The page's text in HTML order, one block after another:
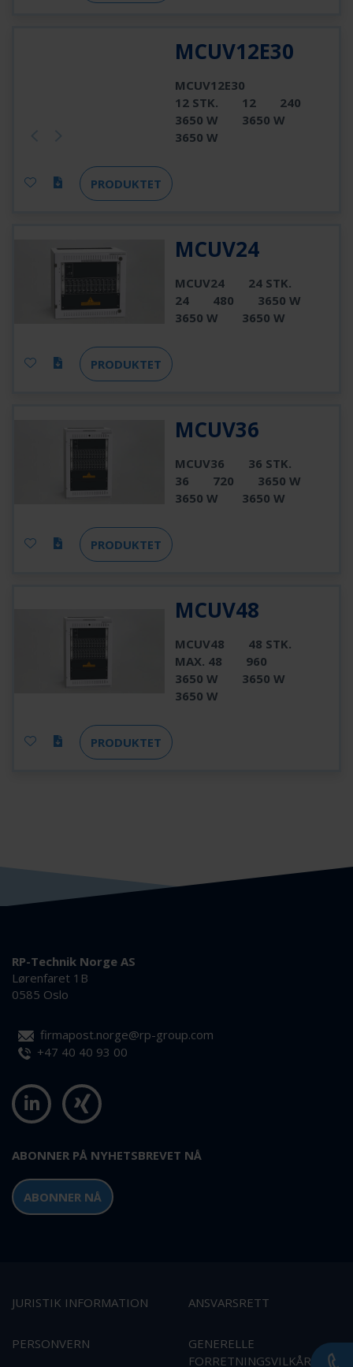
MCUV12E30
MCUV12E30
12 STK.
12
240
3650 W
3650 W
3650 W
PRODUKTET
MCUV24
MCUV24
24 STK.
24
480
3650 W
3650 W
3650 W
PRODUKTET
MCUV36
MCUV36
36 STK.
36
720
3650 W
3650 W
3650 W
PRODUKTET
MCUV48
MCUV48
48 STK.
MAX. 48
960
3650 W
3650 W
3650 W
PRODUKTET
RP-Technik Norge AS
Lørenfaret 1B
0585 Oslo
firmapost.norge@rp-group.com
+47 40 40 93 00
ABONNER PÅ NYHETSBREVET NÅ
ABONNER NÅ
JURISTIK INFORMATION ANSVARSRETT
PERSONVERN
GENERELLE
FORRETNINGSVILKÅR